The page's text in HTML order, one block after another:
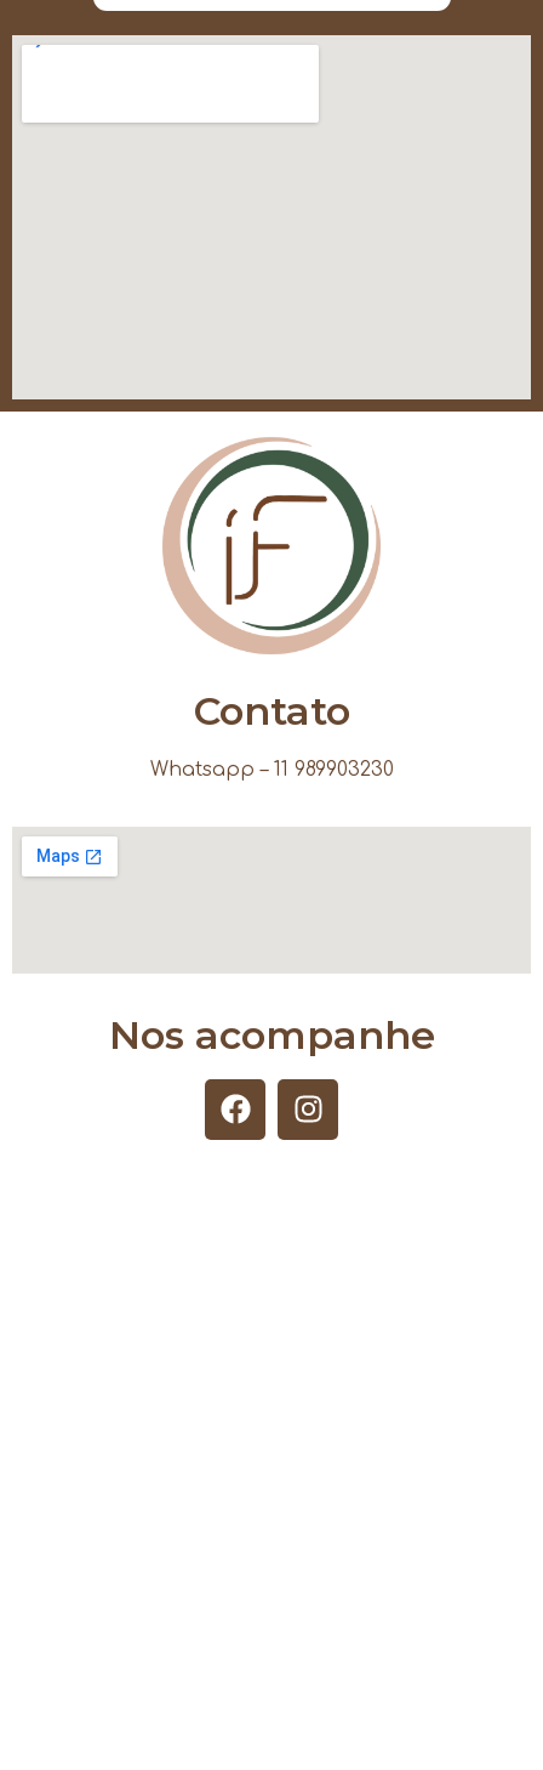
Contato
Whatsapp – 11 989903230
Nos acompanhe